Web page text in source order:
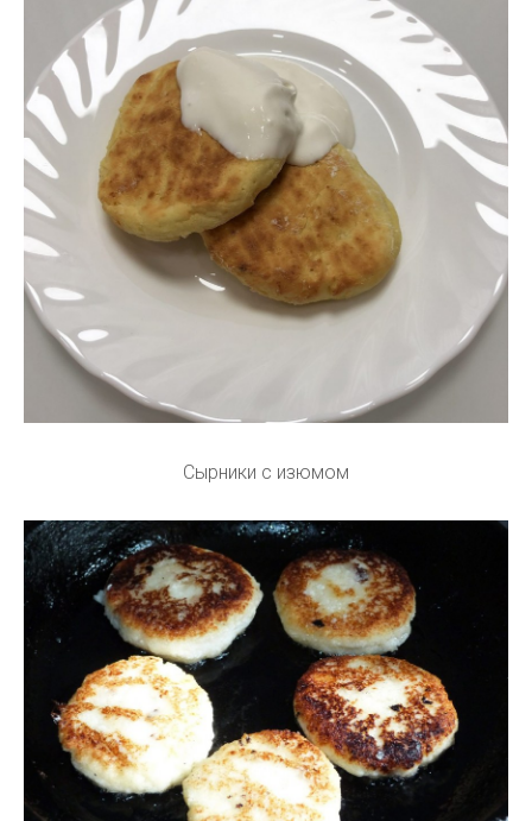
Сырники с изюмом